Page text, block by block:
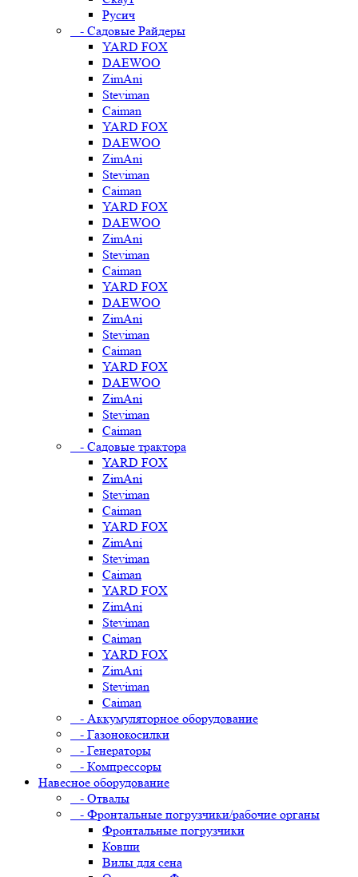
Русич
- Садовые Райдеры
YARD FOX
DAEWOO
ZimAni
Steviman
Caiman
YARD FOX
DAEWOO
ZimAni
Steviman
Caiman
YARD FOX
DAEWOO
ZimAni
Steviman
Caiman
YARD FOX
DAEWOO
ZimAni
Steviman
Caiman
YARD FOX
DAEWOO
ZimAni
Steviman
Caiman
- Садовые трактора
YARD FOX
ZimAni
Steviman
Caiman
YARD FOX
ZimAni
Steviman
Caiman
YARD FOX
ZimAni
Steviman
Caiman
YARD FOX
ZimAni
Steviman
Caiman
- Аккумуляторное оборудование
- Газонокосилки
- Генераторы
- Компрессоры
Навесное оборудование
- Отвалы
- Фронтальные погрузчики/рабочие органы
Фронтальные погрузчики
Ковши
Вилы для сена